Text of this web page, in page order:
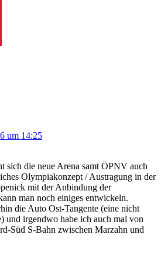
um 14:25
sich die neue Arena samt ÖPNV auch
Olympiakonzept / Austragung in der
mit der Anbindung der
man noch einiges entwickeln.
die Auto Ost-Tangente (eine nicht
und irgendwo habe ich auch mal von
Süd S-Bahn zwischen Marzahn und